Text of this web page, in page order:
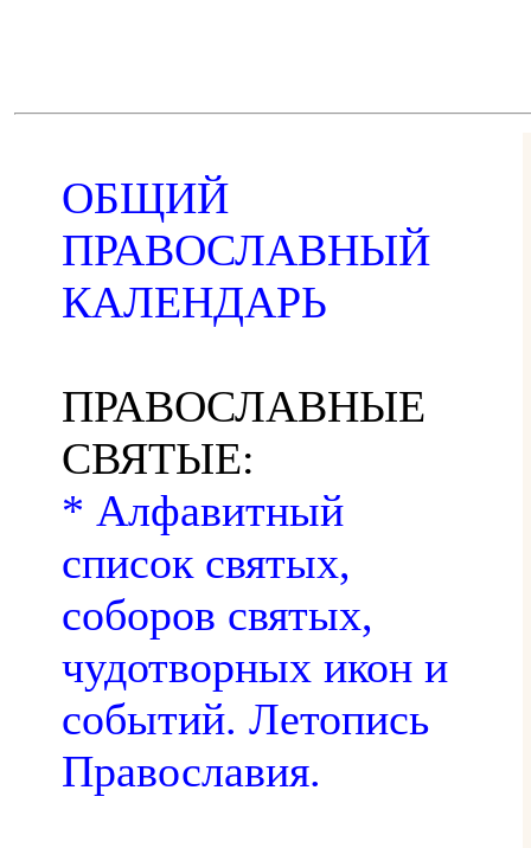
ОБЩИЙ
ПРАВОСЛАВНЫЙ
КАЛЕНДАРЬ
ПРАВОСЛАВНЫЕ
СВЯТЫЕ:
* Алфавитный
список святых,
соборов святых,
чудотворных икон и
событий. Летопись
Православия.